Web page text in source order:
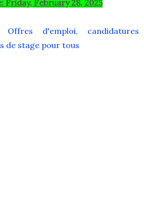
Friday, February 28, 2025
Offres d'emploi, candidatures
de stage pour tous